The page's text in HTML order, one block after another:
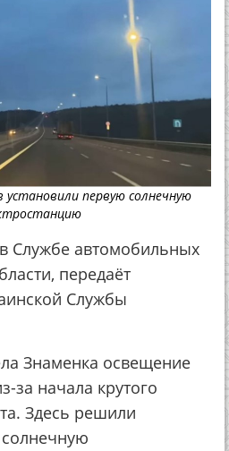
установили первую солнечную
Службе автомобильных
передаёт
Службы
Знаменка освещение
за начала крутого
Здесь решили